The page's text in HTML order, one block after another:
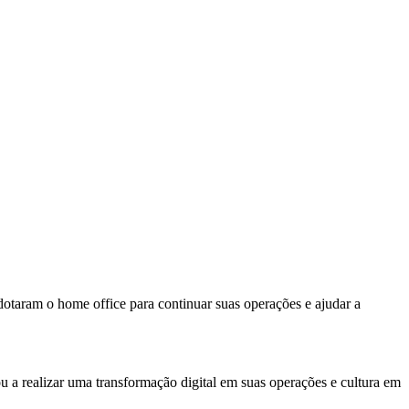
o home office para continuar suas operações e ajudar a
realizar uma transformação digital em suas operações e cultura em